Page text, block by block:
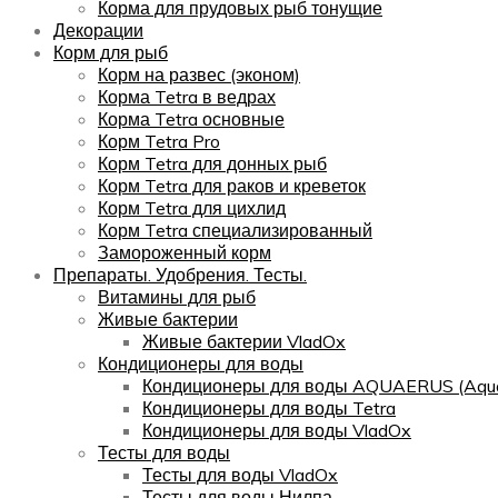
Корма для прудовых рыб тонущие
Декорации
Корм для рыб
Корм на развес (эконом)
Корма Tetra в ведрах
Корма Tetra основные
Корм Tetra Pro
Корм Tetra для донных рыб
Корм Tetra для раков и креветок
Корм Tetra для цихлид
Корм Tetra специализированный
Замороженный корм
Препараты. Удобрения. Тесты.
Витамины для рыб
Живые бактерии
Живые бактерии VladOx
Кондиционеры для воды
Кондиционеры для воды AQUAERUS
Кондиционеры для воды Tetra
Кондиционеры для воды VladOx
Тесты для воды
Тесты для воды VladOx